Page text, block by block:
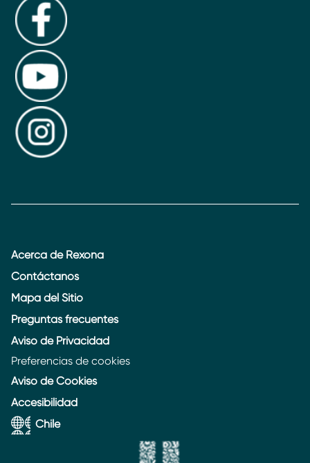
Acerca de Rexona
Contáctanos
Mapa del Sitio
Preguntas frecuentes
Aviso de Privacidad
Preferencias de cookies
Aviso de Cookies
Accesibilidad
Chile